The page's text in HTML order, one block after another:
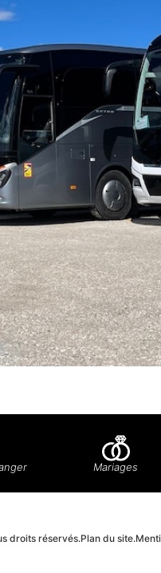
Mariages
droits réservés.Plan du site.